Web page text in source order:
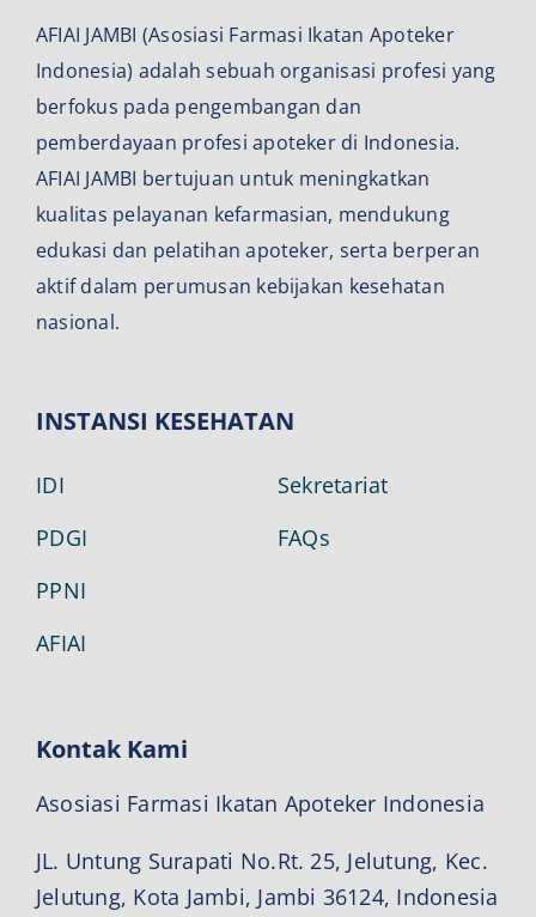
Narahubung
AFIAI JAMBI (Asosiasi Farmasi Ikatan Apoteker
Indonesia) adalah sebuah organisasi profesi yang
berfokus pada pengembangan dan
pemberdayaan profesi apoteker di Indonesia.
AFIAI JAMBI bertujuan untuk meningkatkan
kualitas pelayanan kefarmasian, mendukung
edukasi dan pelatihan apoteker, serta berperan
aktif dalam perumusan kebijakan kesehatan
nasional.
INSTANSI KESEHATAN
IDI
PDGI
PPNI
AFIAI
Sekretariat
FAQs
Kontak Kami
Asosiasi Farmasi Ikatan Apoteker Indonesia
JL. Untung Surapati No.Rt. 25, Jelutung, Kec.
Jelutung, Kota Jambi, Jambi 36124, Indonesia